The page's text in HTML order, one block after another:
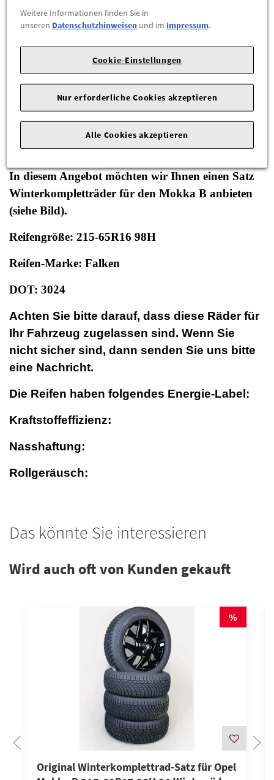
B 70 db (B)
EU-REIFENLABEL
65423 Rüsselsheim am Main | Tel: 06142-8729750 |
kontakt-opel@opel.com|Webseite:https://www.opel.de/
In diesem Angebot möchten wir Ihnen einen Satz
Winterkompletträder für den Mokka B anbieten
(siehe Bild).
Reifengröße: 215-65R16 98H
Reifen-Marke: Falken
DOT: 3024
Achten Sie bitte darauf, dass diese Räder für
Ihr Fahrzeug zugelassen sind. Wenn Sie
nicht sicher sind, dann senden Sie uns bitte
eine Nachricht.
Die Reifen haben folgendes Energie-Label:
Kraftstoffeffizienz:
Nasshaftung:
Rollgeräusch:
Das könnte Sie interessieren
Wird auch oft von Kunden gekauft
%
Original Winterkomplettrad-Satz für Opel
Weitere Informationen finden Sie in
unseren Datenschutzhinweisen und im Impressum.
Cookie-Einstellungen
Nur erforderliche Cookies akzeptieren
Alle Cookies akzeptieren